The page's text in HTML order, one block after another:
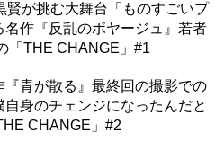
賢が挑む大舞台「ものすごいプ
名作『反乱のボヤージュ』若者
「THE CHANGE」#1
青が散る』最終回の撮影での
身のチェンジになったんだと
CHANGE」#2